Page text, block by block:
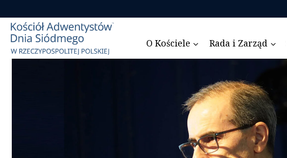
do
treści
O Kościele Rada i Zarząd